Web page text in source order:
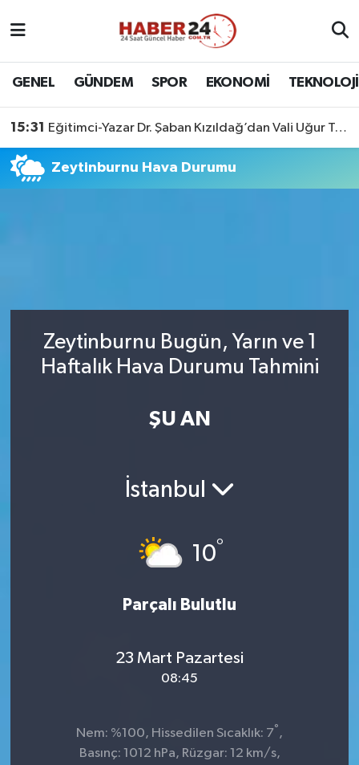
GENEL GÜNDEM SPOR EKONOMİ TEKNOLOJİ
15:31 Eğitimci-Yazar Dr. Şaban Kızıldağ’dan Vali Uğur Turan’a Ziyaret
Zeytinburnu Hava Durumu
Zeytinburnu Bugün, Yarın ve 1
Haftalık Hava Durumu Tahmini
ŞU AN
İstanbul
10°
Parçalı Bulutlu
23 Mart Pazartesi
08:45
Nem: %100, Hissedilen Sıcaklık: 7° ,
Basınç: 1012 hPa, Rüzgar: 12 km/s,
Nöbetçi Eczaneler
Haber Arşivi